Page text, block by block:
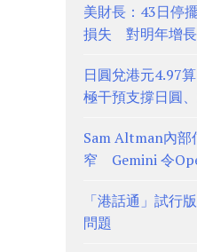
美財長：43日停
損失 對明年增
日圓兌港元4.97
極干預支撐日圓
Sam Altman內部
窄 Gemini 令
「港話通」試
問題